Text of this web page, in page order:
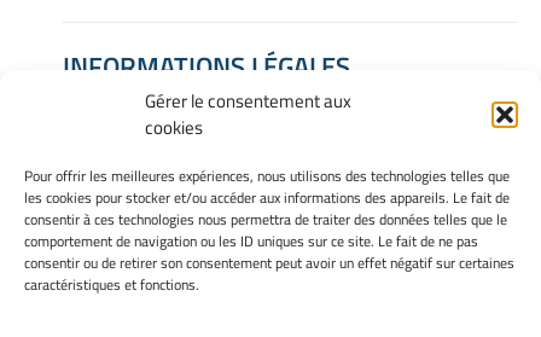
Gérer le consentement aux
cookies
Pour offrir les meilleures expériences, nous utilisons des technologies telles que
les cookies pour stocker et/ou accéder aux informations des appareils. Le fait de
consentir à ces technologies nous permettra de traiter des données telles que le
comportement de navigation ou les ID uniques sur ce site. Le fait de ne pas
consentir ou de retirer son consentement peut avoir un effet négatif sur certaines
caractéristiques et fonctions.
INFORMATIONS LÉGALES
Mentions Légales
Gérer mes cookies
Déclaration de confidentialité
Avertissement
INTRANET